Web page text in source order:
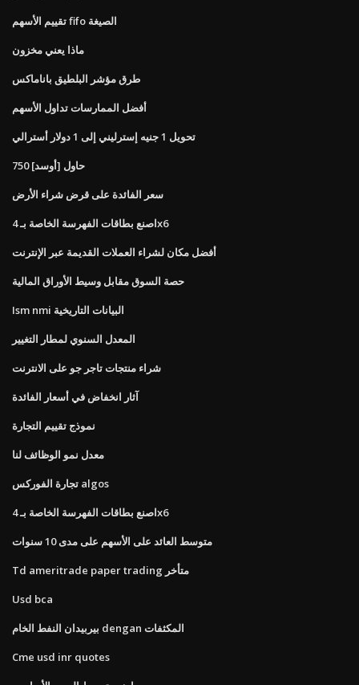
تقييم الأسهم fifo الصيغة
ماذا يعني مخزون
طرق مؤشر البلطيق باناماكس
أفضل الممارسات تداول الأسهم
تحويل 1 جنيه إسترليني إلى 1 دولار أسترالي
750 حاول [أوسد]
سعر الفائدة على قرض شراء الأرض
اصنع بطاقات الفهرسة الخاصة بـ 4x6
أفضل مكان لشراء العملات القديمة عبر الإنترنت
حصة السوق مقابل وسيط الأوراق المالية
Ism nmi البيانات التاريخية
المعدل السنوي لمطار التغيير
شراء منتجات تاجر جو على الانترنت
آثار انخفاض في أسعار الفائدة
نموذج تقييم التجارة
معدل نمو الوظائف لنا
تجارة الفوركس algos
اصنع بطاقات الفهرسة الخاصة بـ 4x6
متوسط ​​العائد على الأسهم على مدى 10 سنوات
Td ameritrade paper trading متأخر
Usd bca
بيربيدان النفط الخام dengan المكثفات
Cme usd inr quotes